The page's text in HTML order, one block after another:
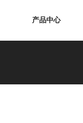
产品中心